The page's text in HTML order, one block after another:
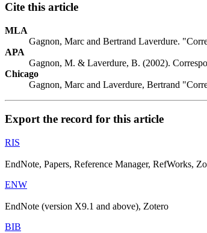
Cite this article
MLA
Gagnon, Marc and Bertrand Laverdure.
APA
Gagnon, M. & Laverdure, B. (2002).
Chicago
Gagnon, Marc and Laverdure, Bertrand
Export the record for this article
RIS
EndNote, Papers, Reference Manager, RefWorks,
ENW
EndNote (version X9.1 and above), Zotero
BIB